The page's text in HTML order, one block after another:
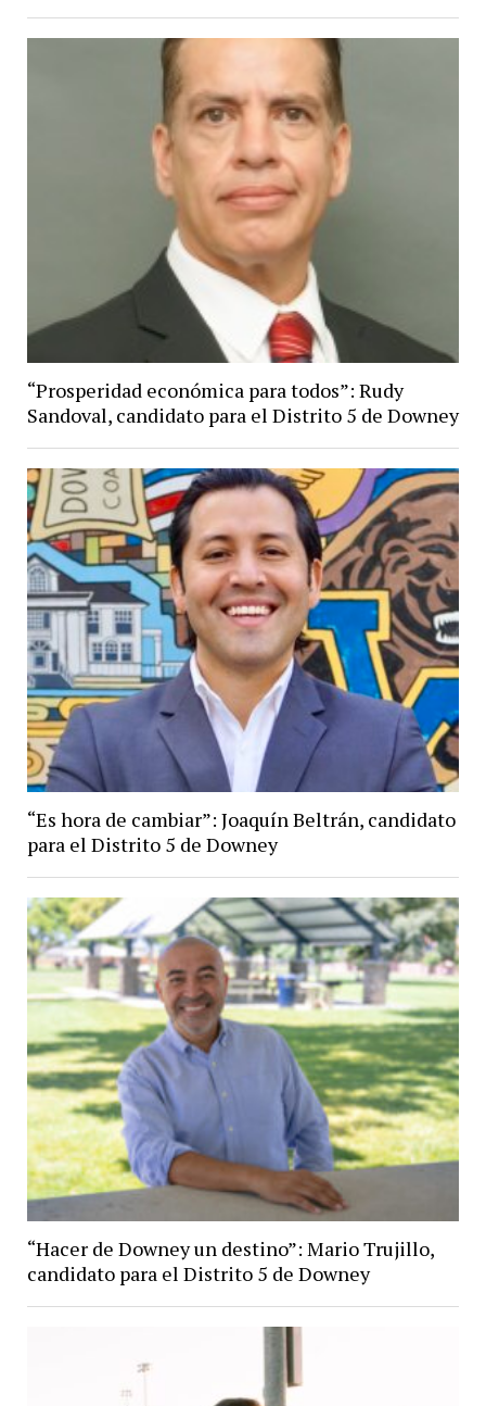
“Prosperidad económica para todos”: Rudy
Sandoval, candidato para el Distrito 5 de Downey
“Es hora de cambiar”: Joaquín Beltrán, candidato
para el Distrito 5 de Downey
“Hacer de Downey un destino”: Mario Trujillo,
candidato para el Distrito 5 de Downey